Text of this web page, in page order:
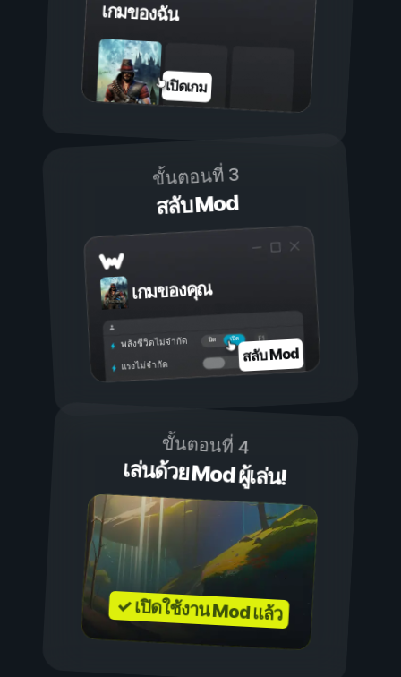
เกมของฉัน
เปิดเกม
ขั้นตอนที่ 3
สลับ Mod
เกมของคุณ
เปิด
ปิด
พลังชีวิตไม่จำกัด
แรงไม่จำกัด สลับ Mod
ขั้นตอนที่ 4
เล่นด้วย Mod ผู้เล่น!
✓ เปิดใช้งาน Mod แล้ว